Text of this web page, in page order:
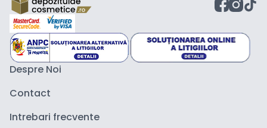
Despre Noi
Contact
Intrebari frecvente